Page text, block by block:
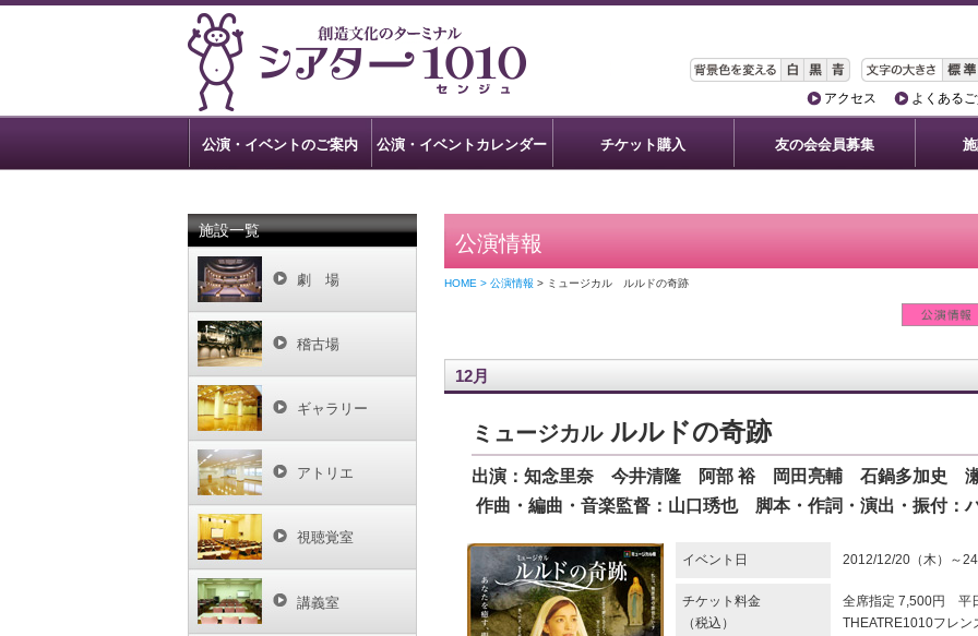
アクセス よくある
公演・イベントのご案内 公演・イベントカレンダー チケット購入 友の会会員募集
施設一覧
劇 場
稽古場
ギャラリー
アトリエ
視聴覚室
講義室
公演情報
HOME > 公演情報 > ミュージカル ルルドの奇跡
12月
ミュージカルルルドの奇跡
出演：知念里奈 今井清隆 阿部 裕 岡田亮輔 石鍋多加史
作曲・編曲・音楽監督：山口琇也 脚本・作詞・演出・振付：
イベント日 2012/12/20（木）～24
チケット料金
（税込）
全席指定 7,500円 平
THEATRE1010フレ